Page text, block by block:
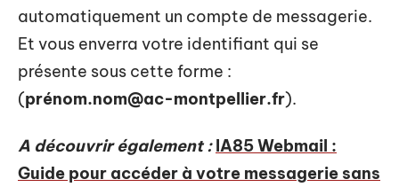
automatiquement un compte de messagerie.
Et vous enverra votre identifiant qui se
présente sous cette forme :
(prénom.nom@ac-montpellier.fr).
A découvrir également : IA85 Webmail :
Guide pour accéder à votre messagerie sans